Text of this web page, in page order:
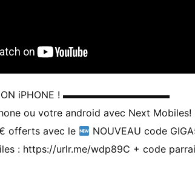
MON iPHONE ! ▬▬▬▬▬▬▬▬▬▬▬
ou votre android avec Next Mobiles!
offerts avec le
NOUVEAU code
: https://urlr.me/wdp89C + code